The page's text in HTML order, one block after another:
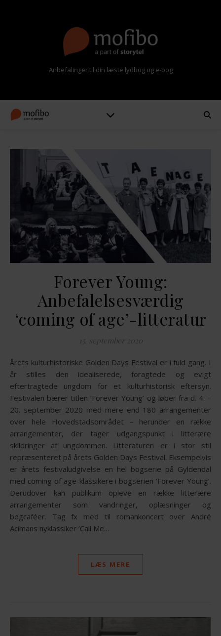
Anbefalinger til din læste lydbog og e-bog
Forever Young:
Anbefalelsesværdig
‘coming of age’-litteratur
15. september 2020
Årets kulturhistoriske Golden Days Festival er i fuld gang. I
år stilles den idealiserede, foragtede og evigt
eftertragtede ungdom for et kulturhistorisk eftersyn.
Festivalen bærer titlen ’Forever Young’ og løber fra d. 4. –
20. september 2020 med mere end 180 arrangementer
over hele Hovedstadsområdet – herunder en række
arrangementer, der tager udgangspunkt i litterære
skildringer af ungdommen. Litteraturen er i stor stil
repræsenteret på årets Golden Days Festival. Eksempelvis
er årets festivaludgivelse en hel bogserie på Gyldendal
med coming of age-klassikere i bogserien ’Forever Young’.
Derudover kan publikum opleve en række litterære
arrangementer som vandringer, oplæsninger og
bogcaféer. Tag fx med til romankoncert over André
Acimans nyklassiker ‘Call Me…
LÆS MERE